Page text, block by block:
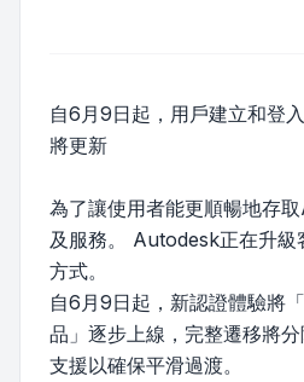
自6月9日起，用戶建立和登
將更新
為了讓使用者能更順暢地存
及服務。 Autodesk正在升級
方式。
自6月9日起，新認證體驗將
品」逐步上線，完整遷移將
支援以確保平滑過渡。